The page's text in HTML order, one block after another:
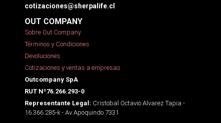
cotizaciones@sherpalife.cl
OUT COMPANY
Sobre Out Company
Términos y Condiciones
Devoluciones
Cotizaciones y ventas a empresas
Outcompany SpA
RUT Nº76.266.293-0
Representante Legal: Cristobal Octavio Alvarez Tapia -
16.366.285-k - Av Apoquindo 7331